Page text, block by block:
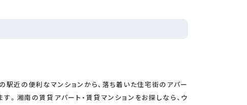
近の便利なマンションから、落ち着いた住宅街のアパー
。湘南の賃貸アパート・賃貸マンションをお探しなら、ウ